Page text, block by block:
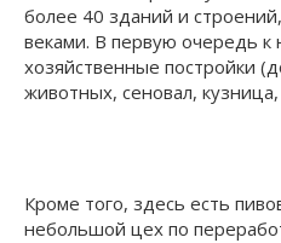
более 40 зданий и
веками. В первую очередь к
хозяйственные постройки
животных, сеновал, кузница,
Кроме того, здесь есть
небольшой цех по